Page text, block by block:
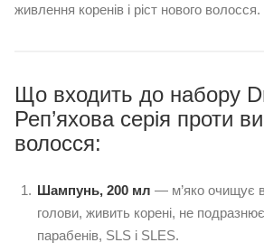
живлення коренів і ріст нового волосся.
Що входить до набору
Реп’яхова серія проти
волосся:
Шампунь, 200 мл — м’яко очищує
голови, живить корені, не
парабенів, SLS і SLES.